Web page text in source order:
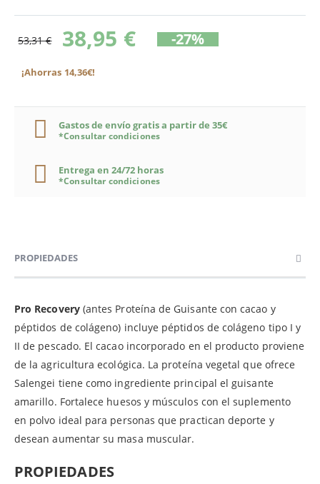
53,31 € 38,95 € -27%
¡Ahorras 14,36€!
Gastos de envío gratis a partir de 35€
*Consultar condiciones
Entrega en 24/72 horas
*Consultar condiciones
PROPIEDADES
Pro Recovery (antes Proteína de Guisante con cacao y
péptidos de colágeno) incluye péptidos de colágeno tipo I y
II de pescado. El cacao incorporado en el producto proviene
de la agricultura ecológica. La proteína vegetal que ofrece
Salengei tiene como ingrediente principal el guisante
amarillo. Fortalece huesos y músculos con el suplemento
en polvo ideal para personas que practican deporte y
desean aumentar su masa muscular.
PROPIEDADES